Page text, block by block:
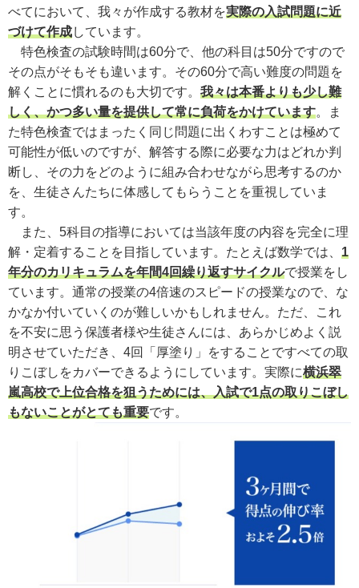
べてにおいて、我々が作成する教材を実際の入試問題に近
づけて作成しています。
特色検査の試験時間は60分で、他の科目は50分ですので
その点がそもそも違います。その60分で高い難度の問題を
解くことに慣れるのも大切です。 我々は本番よりも少し難
しく、かつ多い量を提供して常に負荷をかけています。ま
た特色検査ではまったく同じ問題に出くわすことは極めて
可能性が低いのですが、解答する際に必要な力はどれか判
断し、その力をどのように組み合わせながら思考するのか
を、生徒さんたちに体感してもらうことを重視していま
す。
また、5科目の指導においては当該年度の内容を完全に理
解・定着することを目指しています。たとえば数学では、 1
年分のカリキュラムを年間4回繰り返すサイクルで授業をし
ています。通常の授業の4倍速のスピードの授業なので、な
かなか付いていくのが難しいかもしれません。ただ、これ
を不安に思う保護者様や生徒さんには、あらかじめよく説
明させていただき、4回「厚塗り」をすることですべての取
りこぼしをカバーできるようにしています。実際に横浜翠
嵐高校で上位合格を狙うためには、入試で1点の取りこぼし
もないことがとても重要です。